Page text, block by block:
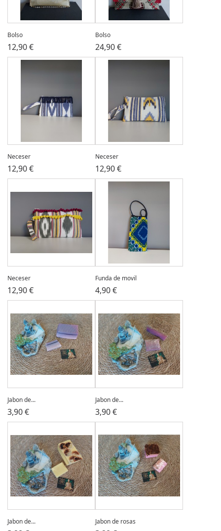
Bolso
12,90 €
Bolso
24,90 €
Neceser
12,90 €
Neceser
12,90 €
Neceser
12,90 €
Funda de movil
4,90 €
Jabon de...
3,90 €
Jabon de...
3,90 €
Jabon de... Jabon de rosas